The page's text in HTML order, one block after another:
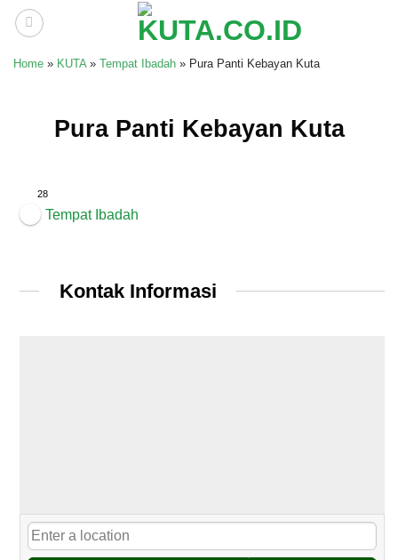
Skip
Home » KUTA» Tempat Ibadah » Pura Panti Kebayan Kuta
Pura Panti Kebayan Kuta
28
Tempat Ibadah
Kontak Informasi